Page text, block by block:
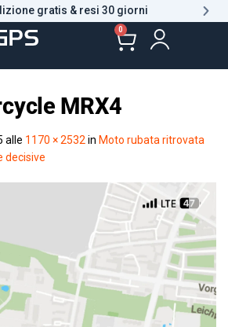
gratis & resi 30 giorni
0
MRX4
alle 1170 × 2532 in Moto rubata ritrovata
decisive